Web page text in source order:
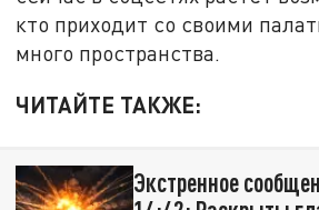
кто приходит со своими
много пространства.
ЧИТАЙТЕ ТАКЖЕ:
Экстренное